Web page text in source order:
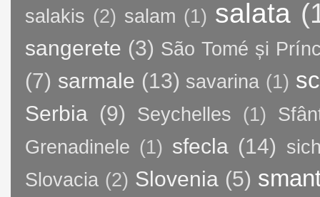
salakis (2) salam (1) salata
sangerete (3) São Tomé și
(7) sarmale (13) savarina (1)
Serbia (9) Seychelles (1)
Grenadinele (1) sfecla (14)
Slovacia (2) Slovenia (5)